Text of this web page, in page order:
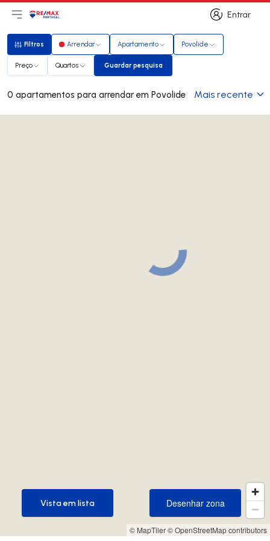
Entrar
Entrar
Abri menu principal
LogoIr para página inicial
Filtros
Filtros Arrendar Apartamento Povolide
Preço Quartos Guardar pesquisa
Guardar pesquisa
0 apartamentos para arrendar em Povolide Mais recente
© MapTiler© OpenStreetMap contributors
Desenhar zona
Desenhar zona
Vista em lista
Vista em lista